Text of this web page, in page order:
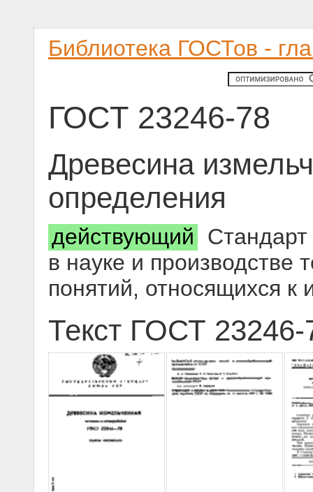
Библиотека ГОСТов -
ГОСТ 23246-78
Древесина
определения
действующий
в науке и производстве
понятий, относящихся к
Текст ГОСТ 23246-